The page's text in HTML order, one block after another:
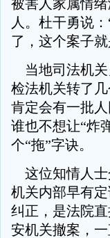
被害人家属情
人。杜干勇说
了，这个案子
当地司法机关
检法机关转了
肯定会有一批
谁也不想让“炸
个“拖”字诀。
这位知情人士
机关内部早有
纠正，是法院
安机关撤案，